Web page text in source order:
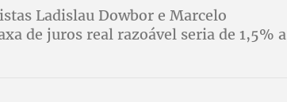
Ladislau Dowbor e Marcelo
de juros real razoável seria de 1,5% a